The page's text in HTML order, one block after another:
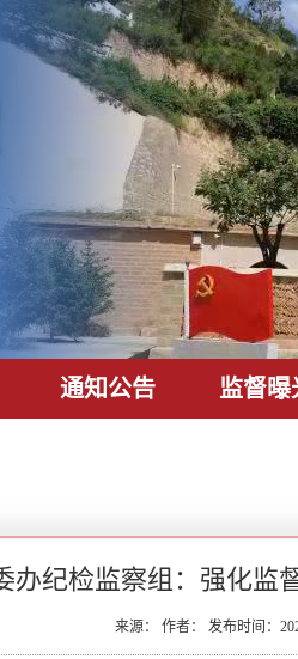
通知公告 监督曝
办纪检监察组：强化监
来源： 作者： 发布时间：